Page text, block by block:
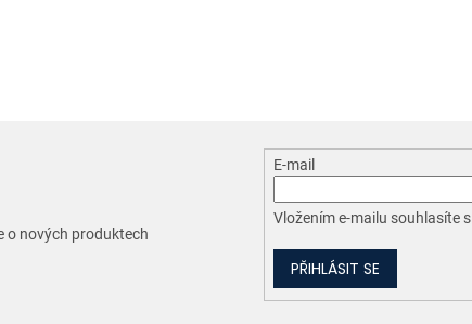
o nových produktech
E-mail
Vložením e-mailu souhlasíte s
PŘIHLÁSIT SE